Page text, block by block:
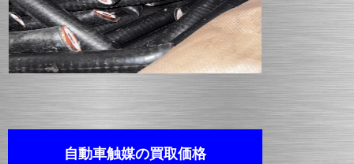
自動車触媒の買取価格